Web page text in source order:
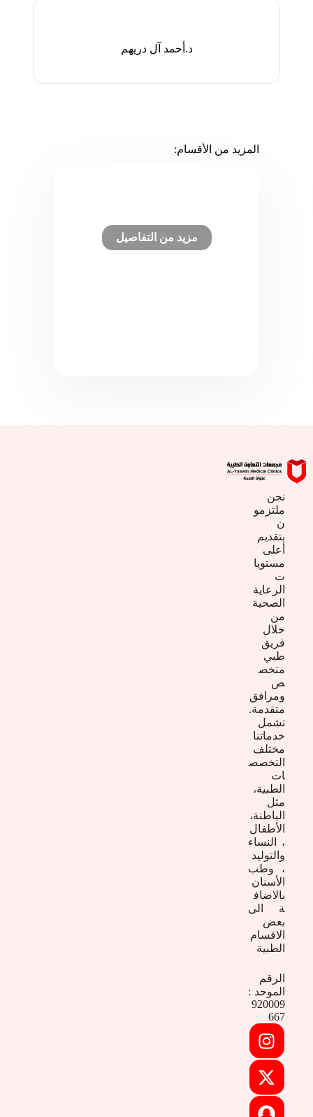
د.أحمد آل دريهم
المزيد من الأقسام:
مزيد من التفاصيل
نحن
ملتزمو
ن
بتقديم
أعلى
مستويا
ت
الرعاية
الصحية
من
خلال
فريق
طبي
متخص
ص
ومرافق
متقدمة.
تشمل
خدماتنا
مختلف
التخصص
ات
الطبية،
مثل
الباطنة،
الأطفال
، النساء
والتوليد
، وطب
الأسنان
بالاضاف
ة الى
بعض
الاقسام
الطبية
الرقم
الموحد :
920009
667